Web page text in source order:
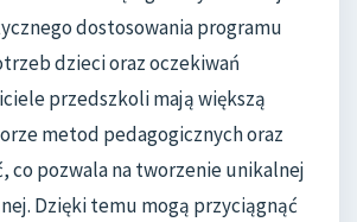
dostosowania programu
dzieci oraz oczekiwań
przedszkoli mają większą
metod pedagogicznych oraz
co pozwala na tworzenie unikalnej
Dzięki temu mogą przyciągnąć